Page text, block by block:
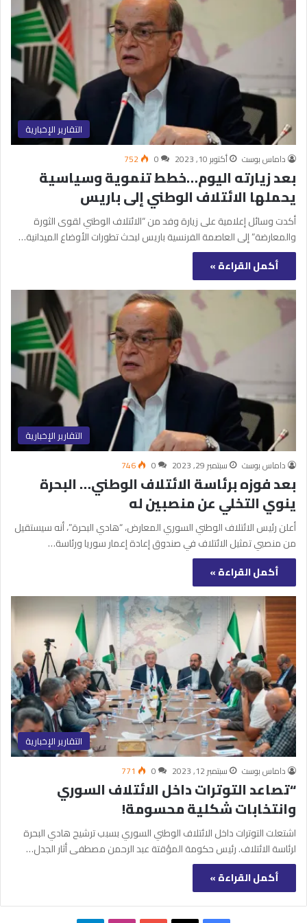
التقارير الإخبارية
داماس بوست أكتوبر 10, 2023 0
752
بعد زيارته اليوم…خطط تنموية وسياسية
يحملها الائتلاف الوطني إلى باريس
أكدت وسائل إعلامية على زيارة وفد من “الائتلاف الوطني لقوى الثورة
والمعارضة” إلى العاصمة الفرنسية باريس لبحث تطورات الأوضاع الميدانية…
أكمل القراءة »
التقارير الإخبارية
داماس بوست سبتمبر 29, 2023 0
746
بعد فوزه برئاسة الائتلاف الوطني… البحرة
ينوي التخلي عن منصبين له
أعلن رئيس الائتلاف الوطني السوري المعارض، “هادي البحرة”، أنه سيستقيل
من منصبي تمثيل الائتلاف في صندوق إعادة إعمار سوريا ورئاسة…
أكمل القراءة »
التقارير الإخبارية
داماس بوست سبتمبر 12, 2023 0
771
“تصاعد التوترات داخل الائتلاف السوري
وانتخابات شكلية محسومة!
اشتعلت التوترات داخل الائتلاف الوطني السوري بسبب ترشيح هادي البحرة
لرئاسة الائتلاف. رئيس حكومة المؤقتة عبد الرحمن مصطفى أثار الجدل…
أكمل القراءة »